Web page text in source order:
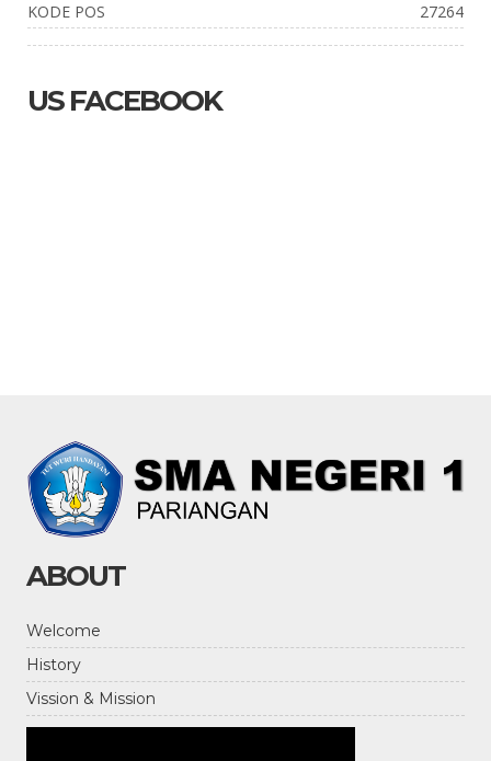
KODE POS
27264
US FACEBOOK
ABOUT
Welcome
History
Vission & Mission